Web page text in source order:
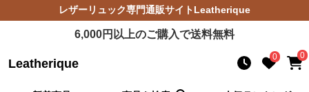
レザーリュック専門通販サイトLeatherique
6,000円以上のご購入で送料無料
Leatherique 0 0